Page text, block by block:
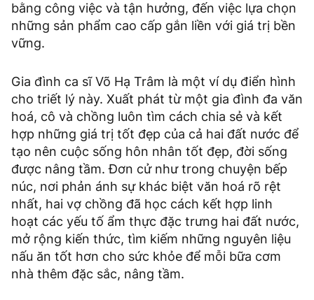
bằng công việc và tận hưởng, đến việc lựa chọn
những sản phẩm cao cấp gắn liền với giá trị bền
vững.
Gia đình ca sĩ Võ Hạ Trâm là một ví dụ điển hình
cho triết lý này. Xuất phát từ một gia đình đa văn
hoá, cô và chồng luôn tìm cách chia sẻ và kết
hợp những giá trị tốt đẹp của cả hai đất nước để
tạo nên cuộc sống hôn nhân tốt đẹp, đời sống
được nâng tầm. Đơn cử như trong chuyện bếp
núc, nơi phản ánh sự khác biệt văn hoá rõ rệt
nhất, hai vợ chồng đã học cách kết hợp linh
hoạt các yếu tố ẩm thực đặc trưng hai đất nước,
mở rộng kiến thức, tìm kiếm những nguyên liệu
nấu ăn tốt hơn cho sức khỏe để mỗi bữa cơm
nhà thêm đặc sắc, nâng tầm.